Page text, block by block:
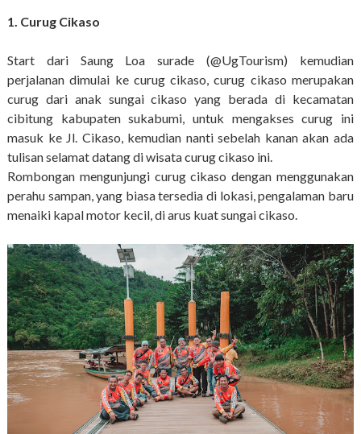
1. Curug Cikaso
Start dari Saung Loa surade (@UgTourism) kemudian
perjalanan dimulai ke curug cikaso, curug cikaso merupakan
curug dari anak sungai cikaso yang berada di kecamatan
cibitung kabupaten sukabumi, untuk mengakses curug ini
masuk ke Jl. Cikaso, kemudian nanti sebelah kanan akan ada
tulisan selamat datang di wisata curug cikaso ini.
Rombongan mengunjungi curug cikaso dengan menggunakan
perahu sampan, yang biasa tersedia di lokasi, pengalaman baru
menaiki kapal motor kecil, di arus kuat sungai cikaso.